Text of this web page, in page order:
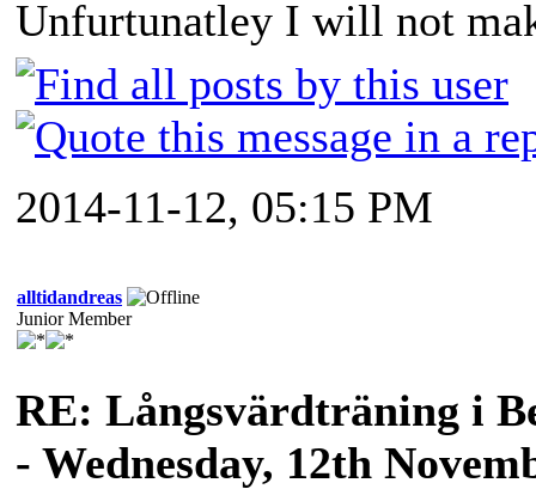
Unfurtunatley I will not
2014-11-12, 05:15 PM
alltidandreas
Junior Member
RE: Långsvärdträning i
- Wednesday, 12th